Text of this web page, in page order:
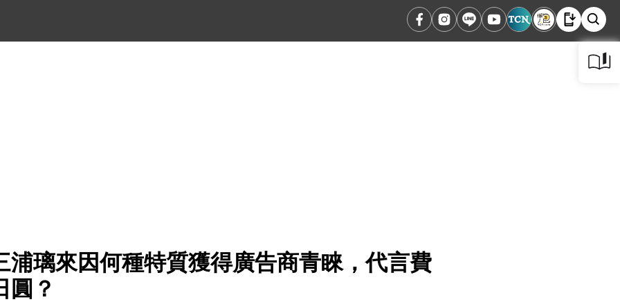
浦璃來因何種特質獲得廣告商青睞，代言費
圓？